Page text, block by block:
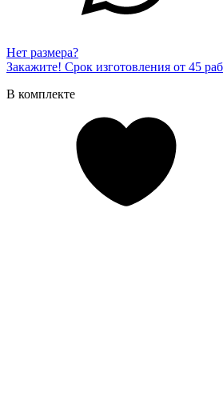
Нет размера?
Закажите! Срок изготовления от 45
В комплекте